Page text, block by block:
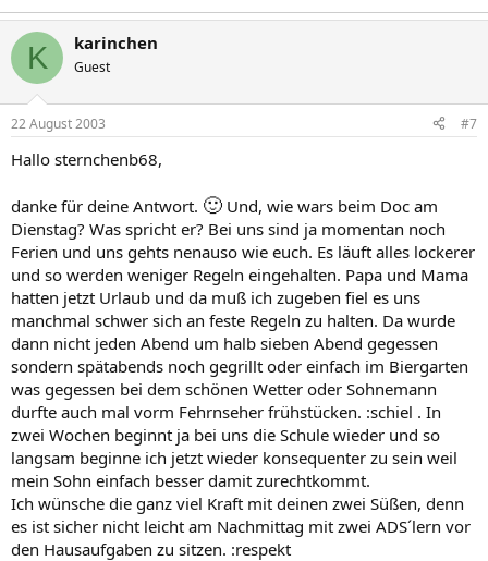
K karinchen
Guest
22 August 2003 #7
Hallo sternchenb68,
danke für deine Antwort. 🙂 Und, wie wars beim Doc am
Dienstag? Was spricht er? Bei uns sind ja momentan noch
Ferien und uns gehts nenauso wie euch. Es läuft alles lockerer
und so werden weniger Regeln eingehalten. Papa und Mama
hatten jetzt Urlaub und da muß ich zugeben fiel es uns
manchmal schwer sich an feste Regeln zu halten. Da wurde
dann nicht jeden Abend um halb sieben Abend gegessen
sondern spätabends noch gegrillt oder einfach im Biergarten
was gegessen bei dem schönen Wetter oder Sohnemann
durfte auch mal vorm Fehrnseher frühstücken. :schiel . In
zwei Wochen beginnt ja bei uns die Schule wieder und so
langsam beginne ich jetzt wieder konsequenter zu sein weil
mein Sohn einfach besser damit zurechtkommt.
Ich wünsche die ganz viel Kraft mit deinen zwei Süßen, denn
es ist sicher nicht leicht am Nachmittag mit zwei ADS´lern vor
den Hausaufgaben zu sitzen. :respekt